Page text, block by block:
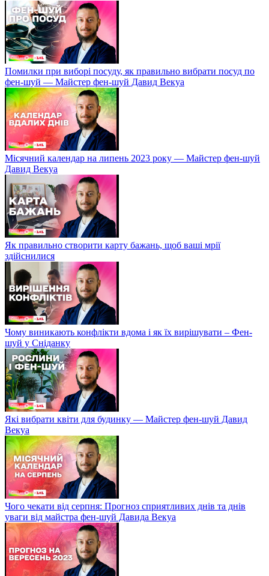
Помилки при виборі посуду, як правильно вибрати посуд по
фен-шуй — Майстер фен-шуй Давид Векуа
Місячний календар на липень 2023 року — Майстер фен-шуй
Давид Векуа
Як правильно створити карту бажань, щоб ваші мрії
здійснилися
Чому виникають конфлікти вдома і як їх вирішувати – Фен-
шуй у Сніданку
Які вибрати квіти для будинку — Майстер фен-шуй Давид
Векуа
Чого чекати від серпня: Прогноз сприятливих днів та днів
уваги від майстра фен-шуй Давида Векуа